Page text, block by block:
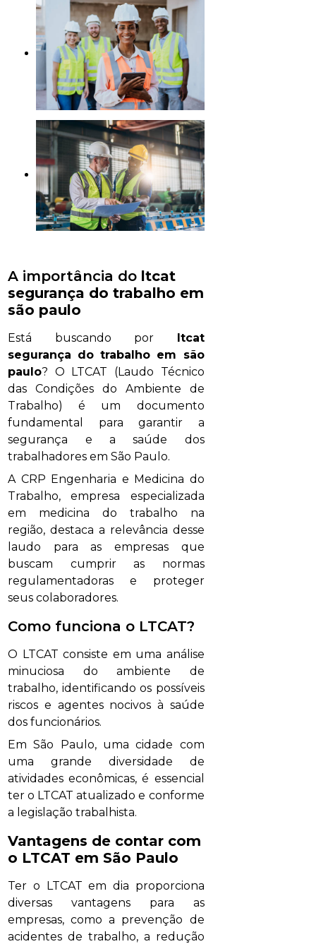
A importância do ltcat
segurança do trabalho em
são paulo
Está buscando por
ltcat
segurança do trabalho em são
paulo? O LTCAT (Laudo Técnico
das Condições do Ambiente de
Trabalho) é um documento
fundamental para garantir a
segurança e a saúde dos
trabalhadores em São Paulo.
A CRP Engenharia e Medicina do
Trabalho, empresa especializada
em medicina do trabalho na
região, destaca a relevância desse
laudo para as empresas que
buscam cumprir as normas
regulamentadoras e proteger
seus colaboradores.
Como funciona o LTCAT?
O LTCAT consiste em uma análise
minuciosa do ambiente de
trabalho, identificando os possíveis
riscos e agentes nocivos à saúde
dos funcionários.
Em São Paulo, uma cidade com
uma grande diversidade de
atividades econômicas, é essencial
ter o LTCAT atualizado e conforme
a legislação trabalhista.
Vantagens de contar com
o LTCAT em São Paulo
Ter o LTCAT em dia proporciona
diversas vantagens para as
empresas, como a prevenção de
acidentes de trabalho, a redução